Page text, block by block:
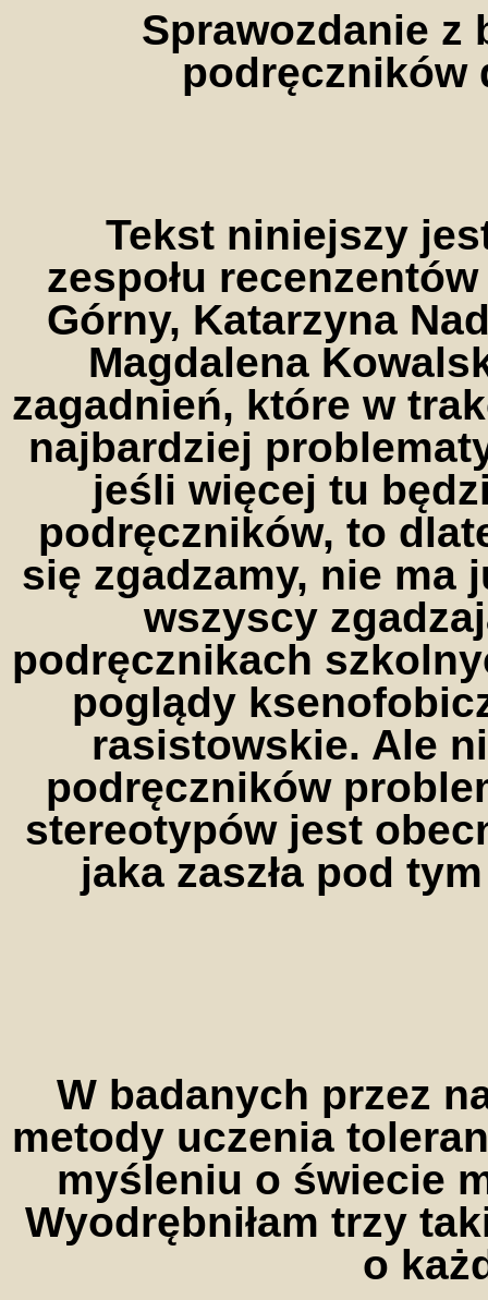
Sprawozdanie z
podręczników
Tekst niniejszy
zespołu
Górny, Katarzyna
Magdalena
zagadnień, które w
najbardziej
jeśli więcej tu
podręczników, to
się zgadzamy, nie ma
wszyscy
podręcznikach
poglądy
rasistowskie. Ale
podręczników
stereotypów jest
jaka zaszła pod
W badanych przez
metody uczenia
myśleniu o świecie
Wyodrębniłam trzy
o